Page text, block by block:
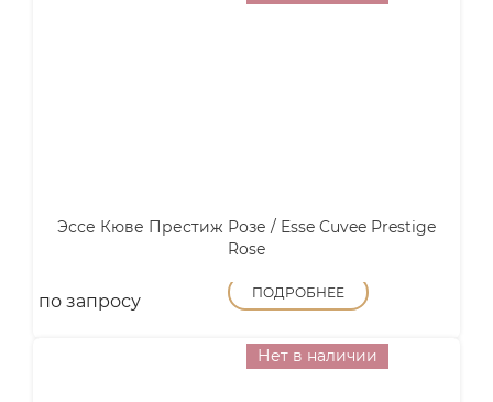
Эссе Кюве Престиж Розе / Esse Cuvee Prestige
Rose
по запросу ПОДРОБНЕЕ
Нет в наличии